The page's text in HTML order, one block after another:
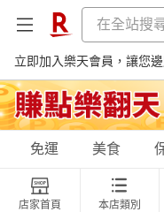
立即加入樂天會員，讓您
購物網分類
免運 美食
店家首頁 本店類別